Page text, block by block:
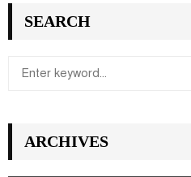
SEARCH
r
ARCHIVES